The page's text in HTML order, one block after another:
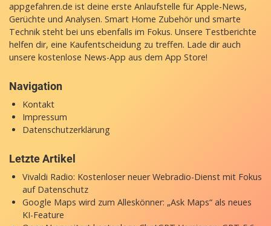
appgefahren.de ist deine erste Anlaufstelle für Apple-News,
Gerüchte und Analysen. Smart Home Zubehör und smarte
Technik steht bei uns ebenfalls im Fokus. Unsere Testberichte
helfen dir, eine Kaufentscheidung zu treffen. Lade dir auch
unsere kostenlose News-App aus dem App Store!
Navigation
Kontakt
Impressum
Datenschutzerklärung
Letzte Artikel
Vivaldi Radio: Kostenloser neuer Webradio-Dienst mit Fokus
auf Datenschutz
Google Maps wird zum Alleskönner: „Ask Maps“ als neues
KI-Feature